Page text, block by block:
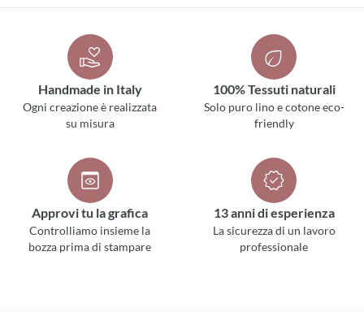
Handmade in Italy
Ogni creazione è realizzata
su misura
100% Tessuti naturali
Solo puro lino e cotone eco-
friendly
Approvi tu la grafica
Controlliamo insieme la
bozza prima di stampare
13 anni di esperienza
La sicurezza di un lavoro
professionale